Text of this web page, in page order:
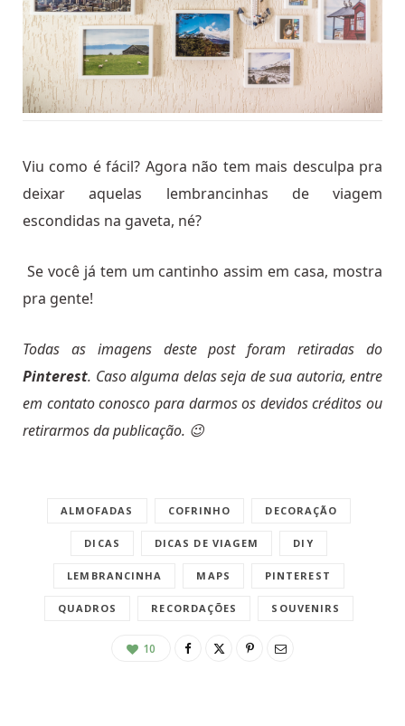
Viu como é fácil? Agora não tem mais desculpa pra
deixar aquelas lembrancinhas de viagem
escondidas na gaveta, né?
Se você já tem um cantinho assim em casa, mostra
pra gente!
Todas as imagens deste post foram retiradas do
Pinterest. Caso alguma delas seja de sua autoria, entre
em contato conosco para darmos os devidos créditos ou
retirarmos da publicação. 😉
ALMOFADAS COFRINHO DECORAÇÃO
DICAS DICAS DE VIAGEM DIY
LEMBRANCINHA MAPS PINTEREST
QUADROS RECORDAÇÕES SOUVENIRS
10